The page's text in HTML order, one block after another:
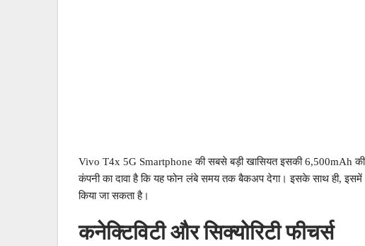
Vivo T4x 5G Smartphone की सबसे बड़ी खासियत इसकी 6,500mAh की
कंपनी का दावा है कि यह फोन लंबे समय तक बैकअप देगा। इसके साथ ही, इसमें
किया जा सकता है।
कनेक्टिविटी और सिक्योरिटी फीचर्स